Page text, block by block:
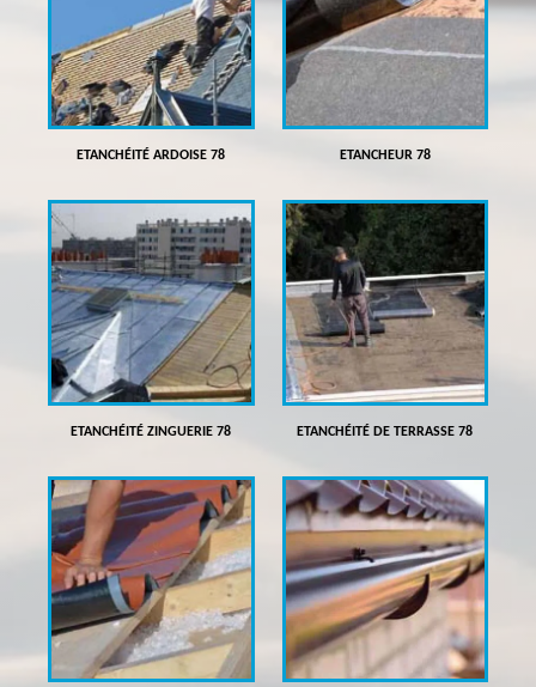
ETANCHÉITÉ ARDOISE 78 ETANCHEUR 78
ETANCHÉITÉ ZINGUERIE 78 ETANCHÉITÉ DE TERRASSE 78